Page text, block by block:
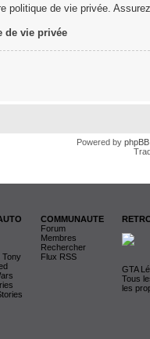
politique de vie privée.
de vie privée
Powered by phpBB
Tony
COMMUNAUTE
Forum
Membres
Rechercher
Flux RSS
GTA
Tous
les